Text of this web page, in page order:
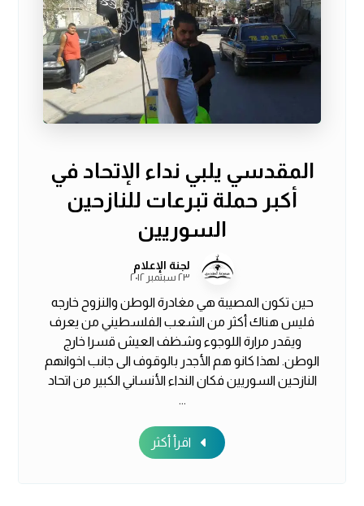
المقدسي يلبي نداء الإتحاد في
أكبر حملة تبرعات للنازحين
السوريين
لجنة الإعلام
٢٣ سبتمبر ٢٠١٢
حين تكون المصيبة هي مغادرة الوطن والنزوح خارجه
فليس هناك أكثر من الشعب الفلسطيني من يعرف
ويقدر مرارة اللوجوء وشظف العيش قسرا خارج
الوطن. لهذا كانو هم الأجدر بالوقوف الى جانب اخوانهم
النازحين السوريين فكان النداء الأنساني الكبير من اتحاد
...
اقرأ أكثر